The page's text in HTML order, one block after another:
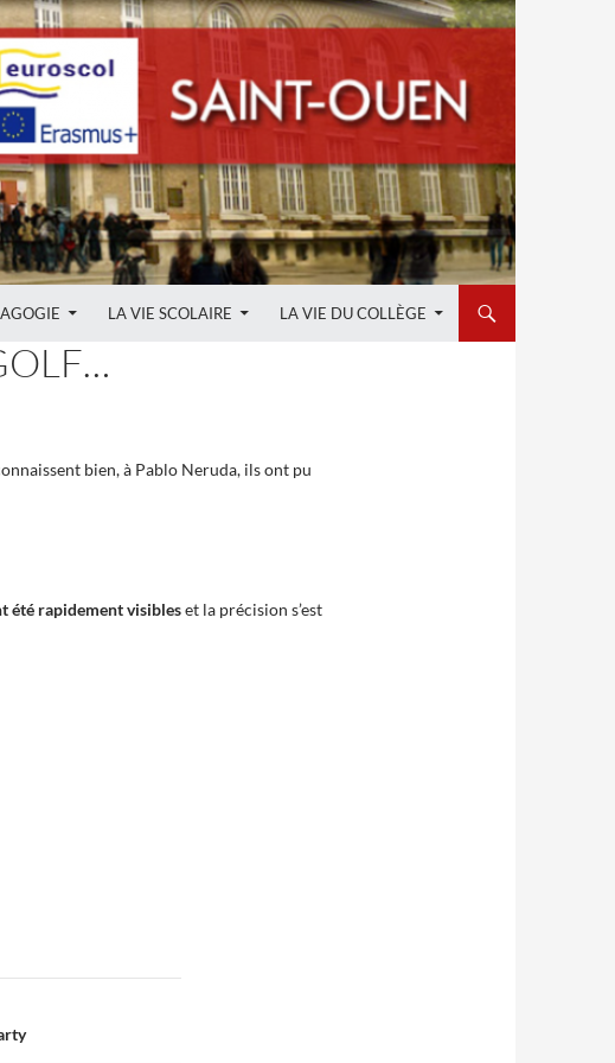
LA VIE SCOLAIRE LA VIE DU COLLÈGE
bien, à Pablo Neruda, ils ont pu
été rapidement visibleset la précision s’est